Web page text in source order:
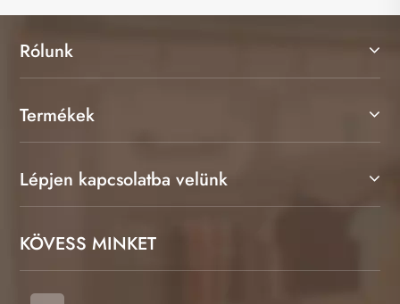
Rólunk
Termékek
Lépjen kapcsolatba velünk
KÖVESS MINKET